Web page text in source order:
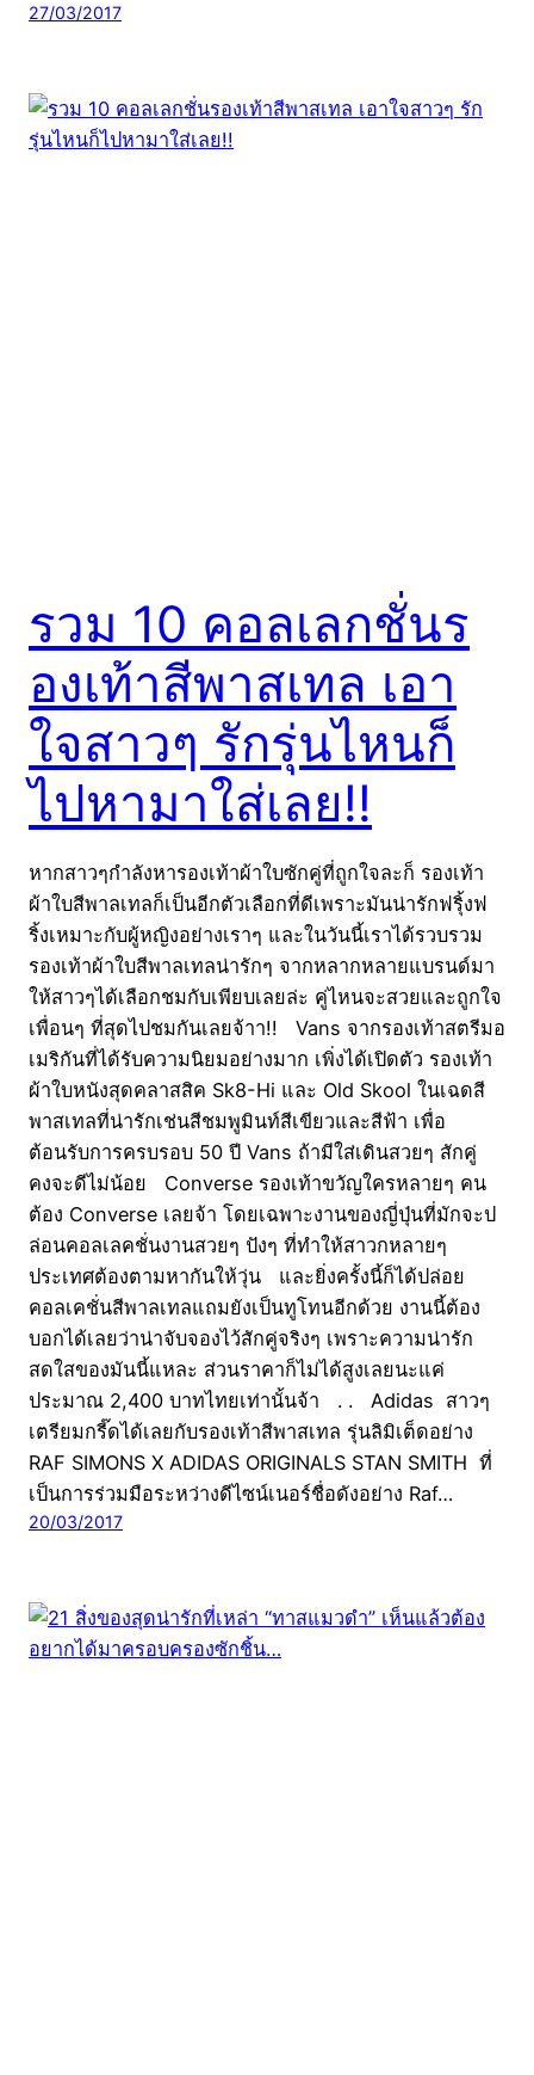
27/03/2017
รวม 10 คอลเลกชั่นร
องเท้าสีพาสเทล เอา
ใจสาวๆ รักรุ่นไหนก็
ไปหามาใส่เลย!!
หากสาวๆกำลังหารองเท้าผ้าใบซักคู่ที่ถูกใจละก็ รองเท้า
ผ้าใบสีพาลเทลก็เป็นอีกตัวเลือกที่ดีเพราะมันน่ารักฟรุิ้งฟ
ริ้งเหมาะกับผู้หญิงอย่างเราๆ และในวันนี้เราได้รวบรวม
รองเท้าผ้าใบสีพาลเทลน่ารักๆ จากหลากหลายแบรนด์มา
ให้สาวๆได้เลือกชมกับเพียบเลยล่ะ คู่ไหนจะสวยและถูกใจ
เพื่อนๆ ที่สุดไปชมกันเลยจ้าา!! Vans จากรองเท้าสตรีมอ
เมริกันที่ได้รับความนิยมอย่างมาก เพิ่งได้เปิดตัว รองเท้า
ผ้าใบหนังสุดคลาสสิค Sk8-Hi และ Old Skool ในเฉดสี
พาสเทลที่น่ารักเช่นสีชมพูมินท์สีเขียวและสีฟ้า เพื่อ
ต้อนรับการครบรอบ 50 ปี Vans ถ้ามีใส่เดินสวยๆ สักคู่
คงจะดีไม่น้อย Converse รองเท้าขวัญใครหลายๆ คน
ต้อง Converse เลยจ้า โดยเฉพาะงานของญี่ปุ่นที่มักจะป
ล่อนคอลเลคชั่นงานสวยๆ ปังๆ ที่ทำให้สาวกหลายๆ
ประเทศต้องตามหากันให้วุ่น และยิ่งครั้งนี้ก็ได้ปล่อย
คอลเคชั่นสีพาลเทลแถมยังเป็นทูโทนอีกด้วย งานนี้ต้อง
บอกได้เลยว่าน่าจับจองไว้สักคู่จริงๆ เพราะความน่ารัก
สดใสของมันนี้แหละ ส่วนราคาก็ไม่ได้สูงเลยนะแค่
ประมาณ 2,400 บาทไทยเท่านั้นจ้า . . Adidas สาวๆ
เตรียมกรี๊ดได้เลยกับรองเท้าสีพาสเทล รุ่นลิมิเต็ดอย่าง
RAF SIMONS X ADIDAS ORIGINALS STAN SMITH ที่
เป็นการร่วมมือระหว่างดีไซน์เนอร์ชื่อดังอย่าง Raf…
20/03/2017